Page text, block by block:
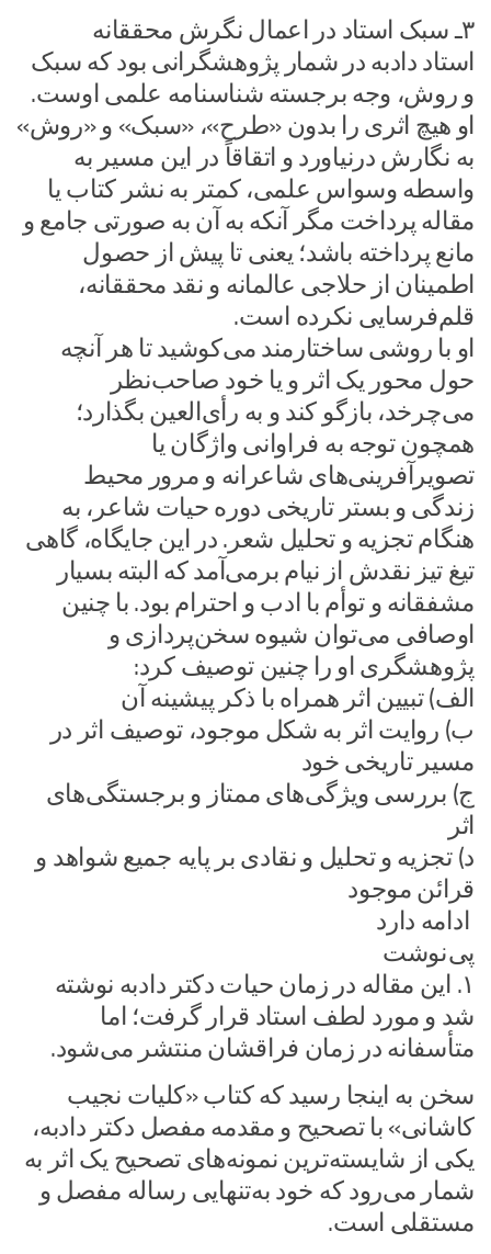
۳ـ سبک استاد در اعمال نگرش محققانه
استاد دادبه در شمار پژوهشگرانی بود که سبک
و روش، وجه برجسته شناسنامه علمی اوست.
او هیچ اثری را بدون «طرح»، «سبک» و «روش»
به نگارش درنیاورد و اتقاقاً در این مسیر به
واسطه وسواس علمی، کمتر به نشر کتاب یا
مقاله پرداخت مگر آنکه به آن به صورتی جامع و
مانع پرداخته باشد؛ یعنی تا پیش از حصول
اطمینان از حلاجی عالمانه و نقد محققانه،
قلم‌فرسایی نکرده است.
او با روشی ساختارمند می‌کوشید تا هر آنچه
حول محور یک اثر و یا خود صاحب‌نظر
می‌چرخد، بازگو کند و به رأی‌العین بگذارد؛
همچون توجه به فراوانی واژگان یا
تصویرآفرینی‌های شاعرانه و مرور محیط
زندگی و بستر تاریخی دوره حیات شاعر، به
هنگام تجزیه و تحلیل شعر. در این جایگاه، گاهی
تیغ تیز نقدش از نیام برمی‌آمد که البته بسیار
مشفقانه و توأم با ادب و احترام بود. با چنین
اوصافی می‌توان شیوه سخن‌پردازی و
پژوهشگری او را چنین توصیف کرد:
الف) تبیین اثر همراه با ذکر پیشینه آن
ب) روایت اثر به شکل موجود، توصیف اثر در
مسیر تاریخی خود
ج) بررسی ویژگی‌های ممتاز و برجستگی‌های
اثر
د) تجزیه و تحلیل و نقادی بر پایه جمیع شواهد و
قرائن موجود
ادامه دارد
پی نوشت
۱. این مقاله در زمان حیات دکتر دادبه نوشته
شد و مورد لطف استاد قرار گرفت؛ اما
متأسفانه در زمان فراقشان منتشر می‌شود.
سخن به اینجا رسید که کتاب «کلیات نجیب
کاشانی» با تصحیح و مقدمه مفصل دکتر دادبه،
یکی از شایسته‌ترین نمونه‌های تصحیح یک اثر به
شمار می‌رود که خود به‌تنهایی رساله مفصل و
مستقلی است.